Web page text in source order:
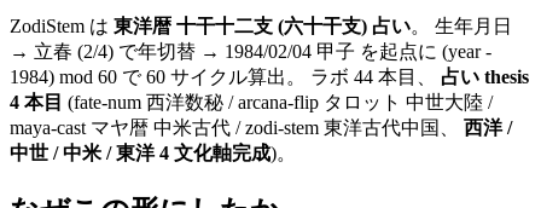
ZodiStem は 東洋暦 十干十二支 (六十干支) 占い。 生年月日
→ 立春 (2/4) で年切替 → 1984/02/04 甲子 を起点に (year -
1984) mod 60 で 60 サイクル算出。 ラボ 44 本目、 占い thesis
4 本目 (fate-num 西洋数秘 / arcana-flip タロット 中世大陸 /
maya-cast マヤ暦 中米古代 / zodi-stem 東洋古代中国、 西洋 /
中世 / 中米 / 東洋 4 文化軸完成)。